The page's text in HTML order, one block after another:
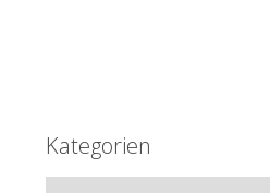
Kategorien